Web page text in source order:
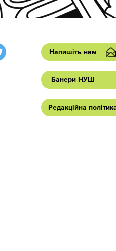
Напишіть нам
Банери НУШ
Редакційна